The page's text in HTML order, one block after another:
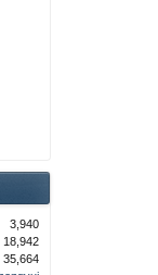
3,940
18,942
35,664